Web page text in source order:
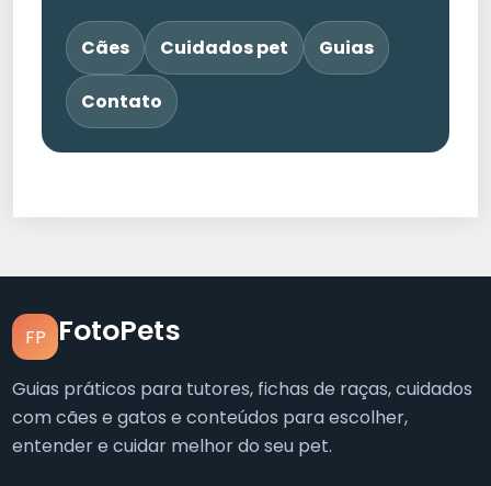
Cães Cuidados pet Guias
Contato
FP FotoPets
Guias práticos para tutores, fichas de raças, cuidados
com cães e gatos e conteúdos para escolher,
entender e cuidar melhor do seu pet.